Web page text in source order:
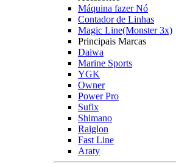
Máquina fazer Nó
Contador de Linhas
Magic Line(Monster 3x)
Principais Marcas
Daiwa
Marine Sports
YGK
Owner
Power Pro
Sufix
Shimano
Raiglon
Fast Line
Araty